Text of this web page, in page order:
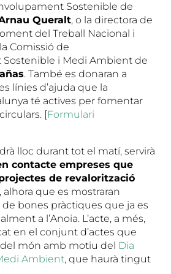
Sostenible de
Queralt, o la directora de
del Treball Nacional i
Comissió de
i Medi Ambient de
. També es donaran a
línies d’ajuda que la
té actives per fomentar
[Formulari
lloc durant tot el matí, servirà
contacte empreses que
de revalorització
, alhora que es mostraran
bones pràctiques que ja es
a l’Anoia. L’acte, a més,
en el conjunt d’actes que
món amb motiu del Dia
Ambient, que haurà tingut